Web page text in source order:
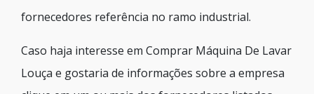
fornecedores referência no ramo industrial.
Caso haja interesse em Comprar Máquina De Lavar
Louça e gostaria de informações sobre a empresa